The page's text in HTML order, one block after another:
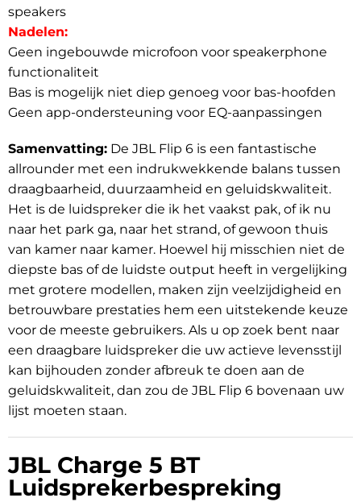
speakers
Nadelen:
Geen ingebouwde microfoon voor speakerphone
functionaliteit
Bas is mogelijk niet diep genoeg voor bas-hoofden
Geen app-ondersteuning voor EQ-aanpassingen
Samenvatting: De JBL Flip 6 is een fantastische
allrounder met een indrukwekkende balans tussen
draagbaarheid, duurzaamheid en geluidskwaliteit.
Het is de luidspreker die ik het vaakst pak, of ik nu
naar het park ga, naar het strand, of gewoon thuis
van kamer naar kamer. Hoewel hij misschien niet de
diepste bas of de luidste output heeft in vergelijking
met grotere modellen, maken zijn veelzijdigheid en
betrouwbare prestaties hem een uitstekende keuze
voor de meeste gebruikers. Als u op zoek bent naar
een draagbare luidspreker die uw actieve levensstijl
kan bijhouden zonder afbreuk te doen aan de
geluidskwaliteit, dan zou de JBL Flip 6 bovenaan uw
lijst moeten staan.
JBL Charge 5 BT
Luidsprekerbespreking